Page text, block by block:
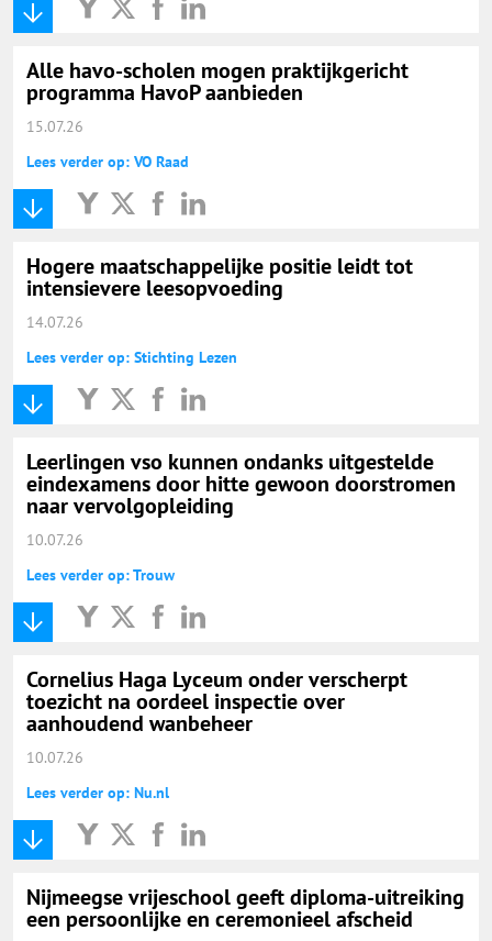
Alle havo-scholen mogen praktijkgericht
programma HavoP aanbieden
15.07.26
Lees verder op: VO Raad
Hogere maatschappelijke positie leidt tot
intensievere leesopvoeding
14.07.26
Lees verder op: Stichting Lezen
Leerlingen vso kunnen ondanks uitgestelde
eindexamens door hitte gewoon doorstromen
naar vervolgopleiding
10.07.26
Lees verder op: Trouw
Cornelius Haga Lyceum onder verscherpt
toezicht na oordeel inspectie over
aanhoudend wanbeheer
10.07.26
Lees verder op: Nu.nl
Nijmeegse vrijeschool geeft diploma-uitreiking
een persoonlijke en ceremonieel afscheid